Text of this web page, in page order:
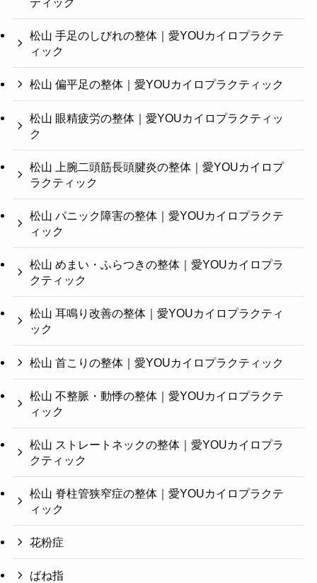
松山 手足のしびれの整体｜愛YOUカイロプラクテ
ィック
松山 偏平足の整体｜愛YOUカイロプラクティック
松山 眼精疲労の整体｜愛YOUカイロプラクティッ
ク
松山 上腕二頭筋長頭腱炎の整体｜愛YOUカイロプ
ラクティック
松山 パニック障害の整体｜愛YOUカイロプラクテ
ィック
松山 めまい・ふらつきの整体｜愛YOUカイロプラ
クティック
松山 耳鳴り改善の整体｜愛YOUカイロプラクティ
ック
松山 首こりの整体｜愛YOUカイロプラクティック
松山 不整脈・動悸の整体｜愛YOUカイロプラクテ
ィック
松山 ストレートネックの整体｜愛YOUカイロプラ
クティック
松山 脊柱管狭窄症の整体｜愛YOUカイロプラクテ
ィック
花粉症
ばね指